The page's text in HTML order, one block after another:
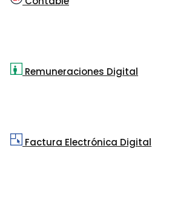
Remuneraciones Digital
Factura Electrónica Digital